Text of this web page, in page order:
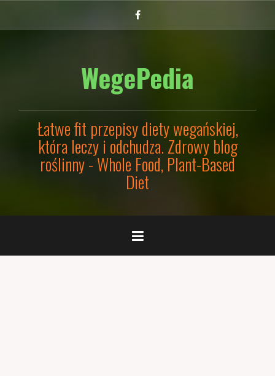
do
WegePedia
Łatwe fit przepisy diety wegańskiej,
która leczy i odchudza. Zdrowy blog
roślinny - Whole Food, Plant-Based
Diet